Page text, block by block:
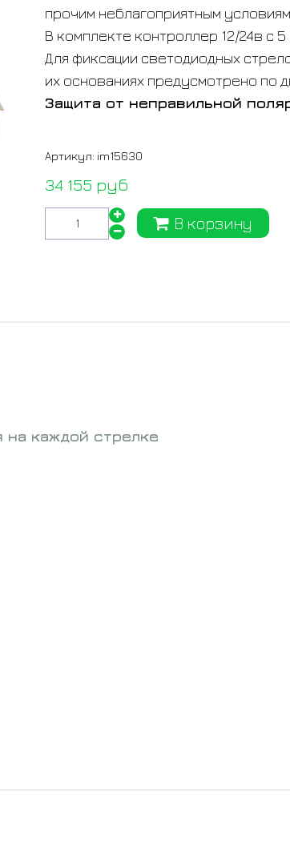
прочим неблагоприятным
В комплекте контроллер 12/24в с
Для фиксации светодиодных
их основаниях предусмотрено по
Защита от неправильной
Артикул: im15630
34 155 руб
В корзину
каждой стрелке